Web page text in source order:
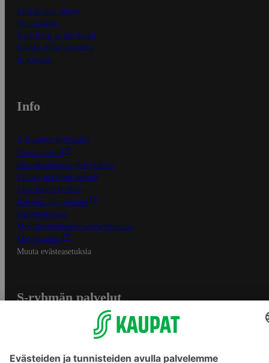
Ensitilaajan ohjeet
Näin maksat
Näin tilaat ja muokkaat
Kaikki ohjeet ja vinkit
In English
Info
S-Business yrityksille
Oiva-raportit
Osuuskauppojen yhteystiedot
Tilaus- ja toimitusehdot
Tietosuojakäytäntö
Palvelun käyttöehdot
Saavutettavuus
Mobiilisovelluksen saavutettavuus
Mainostajalle
Muuta evästeasetuksia
S-ryhmän palvelut
Yhteishyvä Ruoka -sovellus